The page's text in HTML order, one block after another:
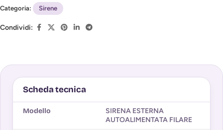
Categoria:
Sirene
Condividi:
Scheda tecnica
Modello
SIRENA ESTERNA
AUTOALIMENTATA FILARE